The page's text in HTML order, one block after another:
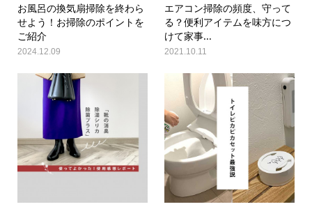
お風呂の換気扇掃除を終わら
せよう！お掃除のポイントを
ご紹介
2024.12.09
エアコン掃除の頻度、守って
る？便利アイテムを味方につ
けて家事...
2021.10.11